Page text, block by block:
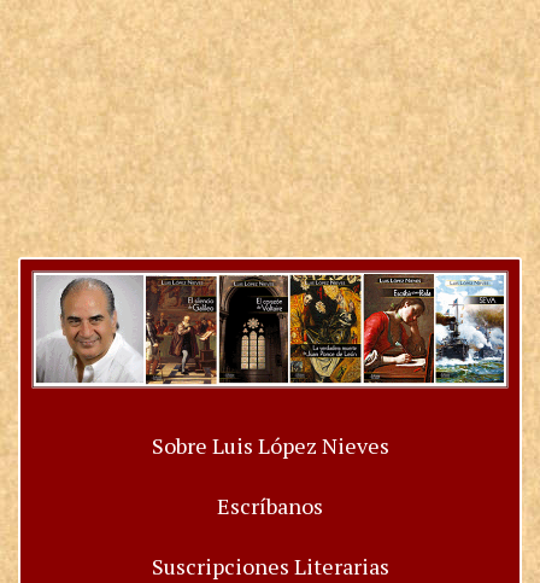
Sobre Luis López Nieves
Escríbanos
Suscripciones Literarias